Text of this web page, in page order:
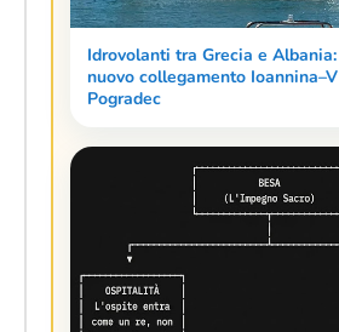
Idrovolanti tra Grecia e
nuovo collegamento
Pogradec